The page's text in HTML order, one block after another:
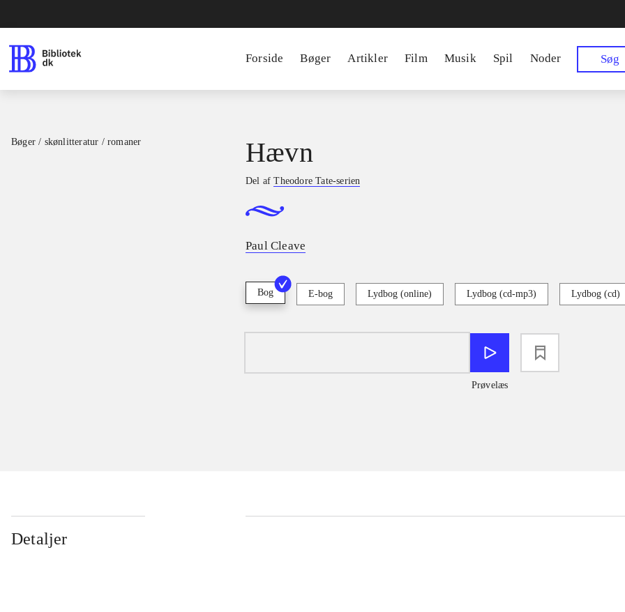
Forside Bøger Artikler Film Musik Spil Noder Søg
Bøger / skønlitteratur / romaner Hævn
Del afTheodore Tate-serien
Paul Cleave
Bog E-bog Lydbog (online) Lydbog (cd-mp3) Lydbog (cd)
Prøvelæs
Detaljer